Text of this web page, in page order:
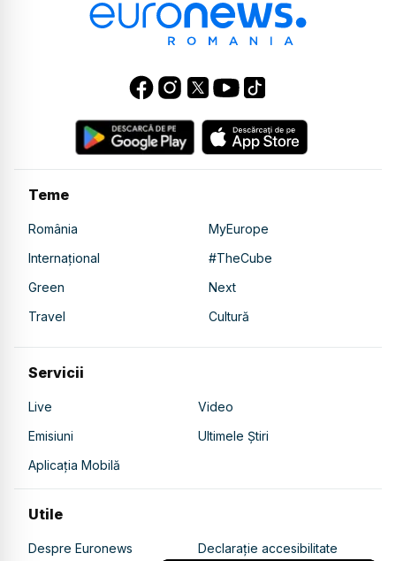
Teme
România
MyEurope
Internațional
#TheCube
Green
Next
Travel
Cultură
Servicii
Live
Video
Emisiuni
Ultimele Știri
Aplicația Mobilă
Utile
Despre Euronews Declarație accesibilitate